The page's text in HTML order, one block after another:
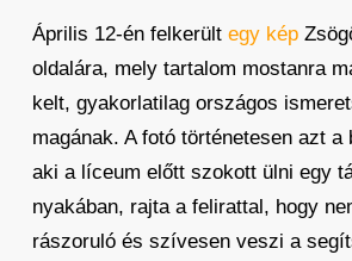
Április 12-én felkerült egy kép
oldalára, mely tartalom mostanra
kelt, gyakorlatilag országos
magának. A fotó történetesen azt a
aki a líceum előtt szokott ülni egy
nyakában, rajta a felirattal, hogy
rászoruló és szívesen veszi a